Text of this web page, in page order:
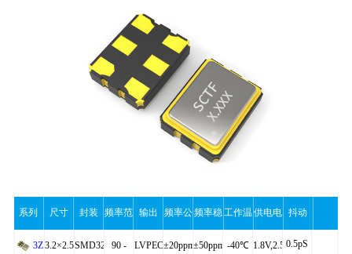
系列 尺寸 封装 频率范
围
输出 频率公
差
频率稳
定性
工作温
度
供电电
压
抖动
操作
3Z3.2×2.5×0.90SMD3225-90 - LVPECL,LVDS
±20ppm±50ppm -40℃ 1.8V,2.5V,3.3V
0.5pS